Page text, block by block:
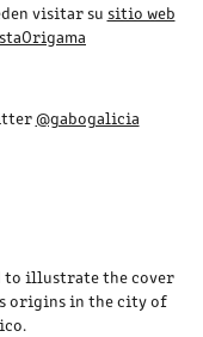
visitar su sitio web
@gabogalicia
to illustrate the cover
origins in the city of